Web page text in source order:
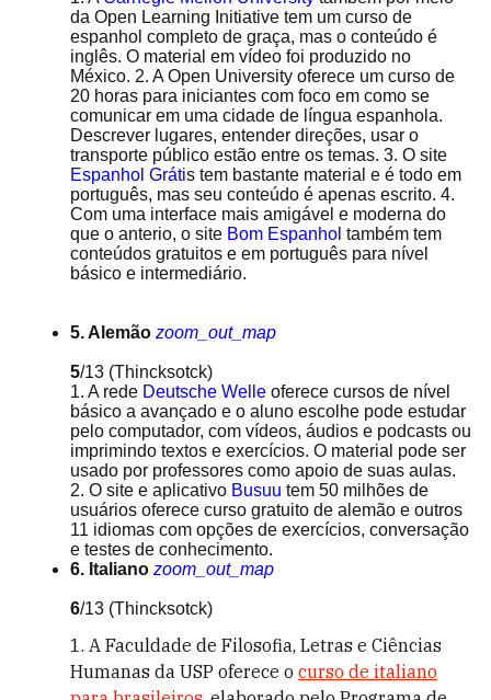
da Open Learning Initiative tem um curso de
espanhol completo de graça, mas o conteúdo é
inglês. O material em vídeo foi produzido no
México. 2. A Open University oferece um curso de
20 horas para iniciantes com foco em como se
comunicar em uma cidade de língua espanhola.
Descrever lugares, entender direções, usar o
transporte público estão entre os temas. 3. O site
Espanhol Grátis tem bastante material e é todo em
português, mas seu conteúdo é apenas escrito. 4.
Com uma interface mais amigável e moderna do
que o anterio, o site Bom Espanhol também tem
conteúdos gratuitos e em português para nível
básico e intermediário.
5. Alemão zoom_out_map
5/13 (Thincksotck)
1. A rede Deutsche Welle oferece cursos de nível
básico a avançado e o aluno escolhe pode estudar
pelo computador, com vídeos, áudios e podcasts ou
imprimindo textos e exercícios. O material pode ser
usado por professores como apoio de suas aulas.
2. O site e aplicativo Busuu tem 50 milhões de
usuários oferece curso gratuito de alemão e outros
11 idiomas com opções de exercícios, conversação
e testes de conhecimento.
6. Italiano zoom_out_map
6/13 (Thincksotck)
1. A Faculdade de Filosofia, Letras e Ciências
Humanas da USP oferece o curso de italiano